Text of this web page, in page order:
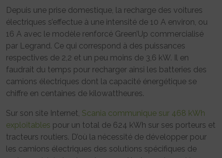
Depuis une prise domestique, la recharge des voitures
électriques s’effectue à une intensité de 10 A environ, ou
16 A avec le modèle renforcé Green’Up commercialisé
par Legrand. Ce qui correspond à des puissances
respectives de 2,2 et un peu moins de 3,6 kW. Il en
faudrait du temps pour recharger ainsi les batteries des
camions électriques dont la capacité énergétique se
chiffre en centaines de kilowattheures.
Sur son site Internet, Scania communique sur 468 kWh
exploitables pour un total de 624 kWh sur ses porteurs et
tracteurs routiers. D’où la nécessité de développer pour
les camions électriques des solutions spécifiques de